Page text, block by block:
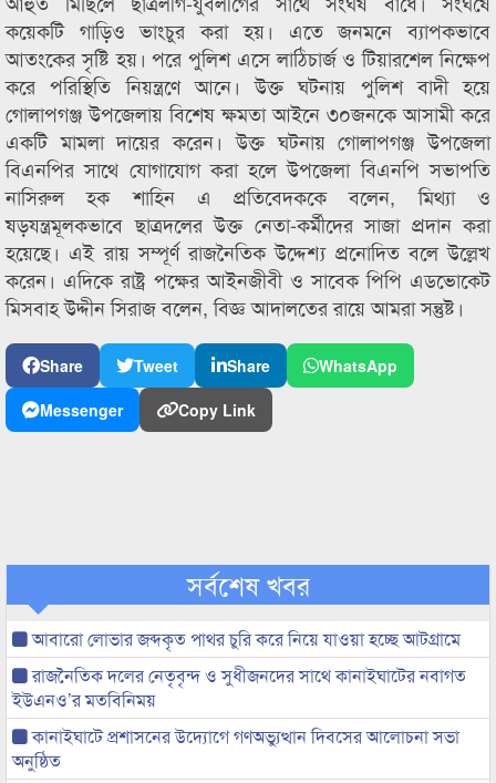
কয়েকটি গাড়িও ভাংচুর করা হয়। এতে জনমনে ব্যাপকভাবে
আতংকের সৃষ্টি হয়। পরে পুলিশ এসে লাঠিচার্জ ও টিয়ারশেল নিক্ষেপ
করে পরিস্থিতি নিয়ন্ত্রণে আনে। উক্ত ঘটনায় পুলিশ বাদী হয়ে
গোলাপগঞ্জ উপজেলায় বিশেষ ক্ষমতা আইনে ৩০জনকে আসামী করে
একটি মামলা দায়ের করেন। উক্ত ঘটনায় গোলাপগঞ্জ উপজেলা
বিএনপির সাথে যোগাযোগ করা হলে উপজেলা বিএনপি সভাপতি
নাসিরুল হক শাহিন এ প্রতিবেদককে বলেন, মিথ্যা ও
ষড়যন্ত্রমূলকভাবে ছাত্রদলের উক্ত নেতা-কর্মীদের সাজা প্রদান করা
হয়েছে। এই রায় সম্পূর্ণ রাজনৈতিক উদ্দেশ্য প্রনোদিত বলে উল্লেখ
করেন। এদিকে রাষ্ট্র পক্ষের আইনজীবী ও সাবেক পিপি এডভোকেট
মিসবাহ উদ্দীন সিরাজ বলেন, বিজ্ঞ আদালতের রায়ে আমরা সন্তুষ্ট।
Share Tweet Share
WhatsApp
Messenger
Copy Link
সর্বশেষ খবর
আবারো লোভার জব্দকৃত পাথর চুরি করে নিয়ে যাওয়া হচ্ছে আটগ্রামে
রাজনৈতিক দলের নেতৃবৃন্দ ও সুধীজনদের সাথে কানাইঘাটের নবাগত
ইউএনও’র মতবিনিময়
কানাইঘাটে প্রশাসনের উদ্যোগে গণঅভ্যুত্থান দিবসের আলোচনা সভা
অনুষ্ঠিত